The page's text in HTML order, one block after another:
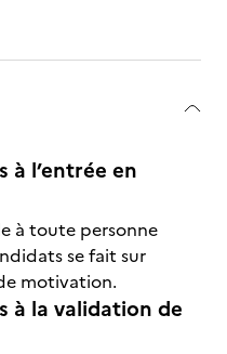
à l’entrée en
à toute personne
se fait sur
motivation.
à la validation de